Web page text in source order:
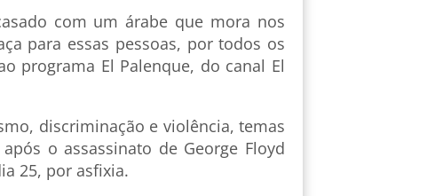
com um árabe que mora nos
para essas pessoas, por todos os
programa El Palenque, do canal El
discriminação e violência, temas
o assassinato de George Floyd
25, por asfixia.